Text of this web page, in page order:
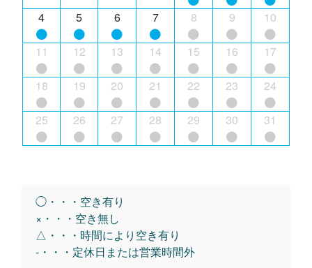
4 5 6 7 8 9 10
11 12 13 14 15 16 17
18 19 20 21 22 23 24
25 26 27 28 29 30 31
◯・・・空き有り
×・・・空き無し
△・・・時間により空き有り
-・・・定休日または営業時間外